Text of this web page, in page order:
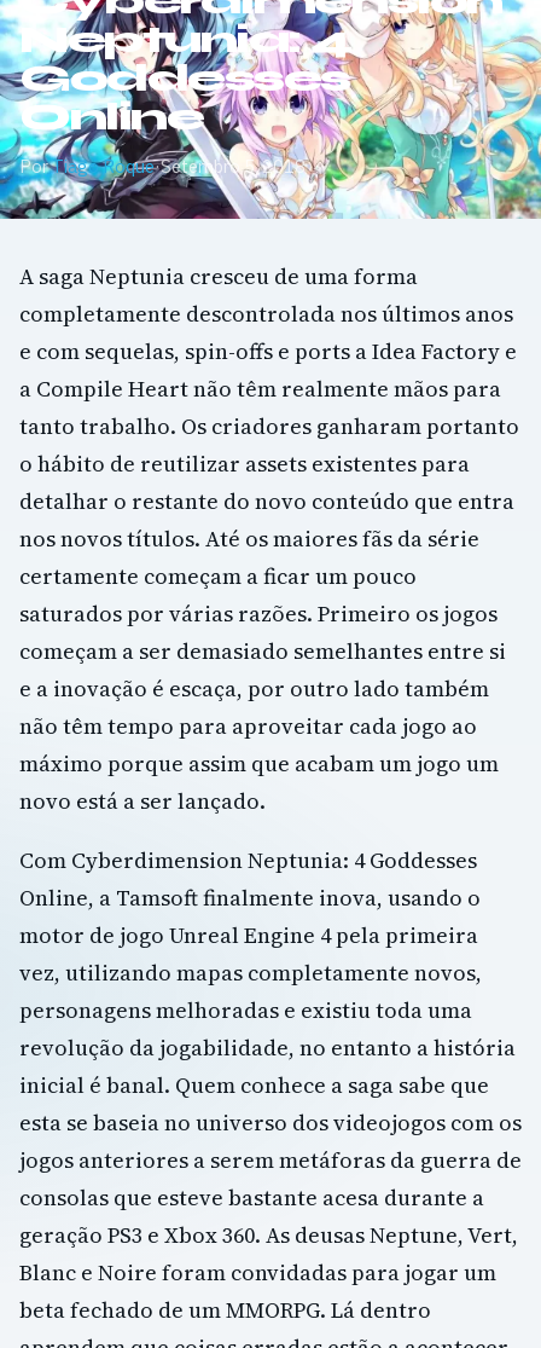
Neptunia: 4
Goddesses
Online
PorTiago Roque·Setembro 5, 2018
A saga Neptunia cresceu de uma forma
completamente descontrolada nos últimos anos
e com sequelas, spin-offs e ports a Idea Factory e
a Compile Heart não têm realmente mãos para
tanto trabalho. Os criadores ganharam portanto
o hábito de reutilizar assets existentes para
detalhar o restante do novo conteúdo que entra
nos novos títulos. Até os maiores fãs da série
certamente começam a ficar um pouco
saturados por várias razões. Primeiro os jogos
começam a ser demasiado semelhantes entre si
e a inovação é escaça, por outro lado também
não têm tempo para aproveitar cada jogo ao
máximo porque assim que acabam um jogo um
novo está a ser lançado.
Com Cyberdimension Neptunia: 4 Goddesses
Online, a Tamsoft finalmente inova, usando o
motor de jogo Unreal Engine 4 pela primeira
vez, utilizando mapas completamente novos,
personagens melhoradas e existiu toda uma
revolução da jogabilidade, no entanto a história
inicial é banal. Quem conhece a saga sabe que
esta se baseia no universo dos videojogos com os
jogos anteriores a serem metáforas da guerra de
consolas que esteve bastante acesa durante a
geração PS3 e Xbox 360. As deusas Neptune, Vert,
Blanc e Noire foram convidadas para jogar um
beta fechado de um MMORPG. Lá dentro